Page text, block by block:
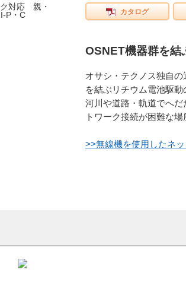
カタログ
OSNET機器群を結
オサシ・テクノス独自
を結ぶリチウム電池駆
河川や道路・軌道でへ
トワーク接続が困難な
>>無線機を使用したネ